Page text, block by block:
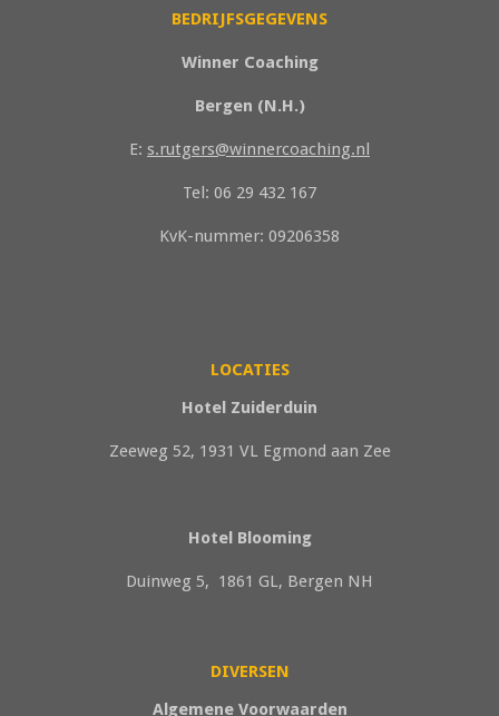
BEDRIJFSGEGEVENS
Winner Coaching
Bergen (N.H.)
E: s.rutgers@winnercoaching.nl
Tel: 06 29 432 167
KvK-nummer: 09206358
LOCATIES
Hotel Zuiderduin
Zeeweg 52, 1931 VL Egmond aan Zee
Hotel Blooming
Duinweg 5, 1861 GL, Bergen NH
DIVERSEN
Algemene Voorwaarden